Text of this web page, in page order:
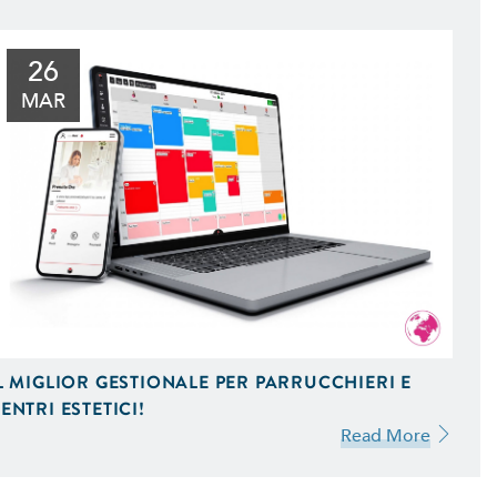
26
MAR
MIGLIOR GESTIONALE PER PARRUCCHIERI E
ESTETICI!
Read More